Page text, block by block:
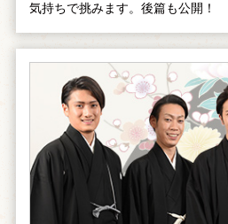
気持ちで挑みます。後篇も公開！